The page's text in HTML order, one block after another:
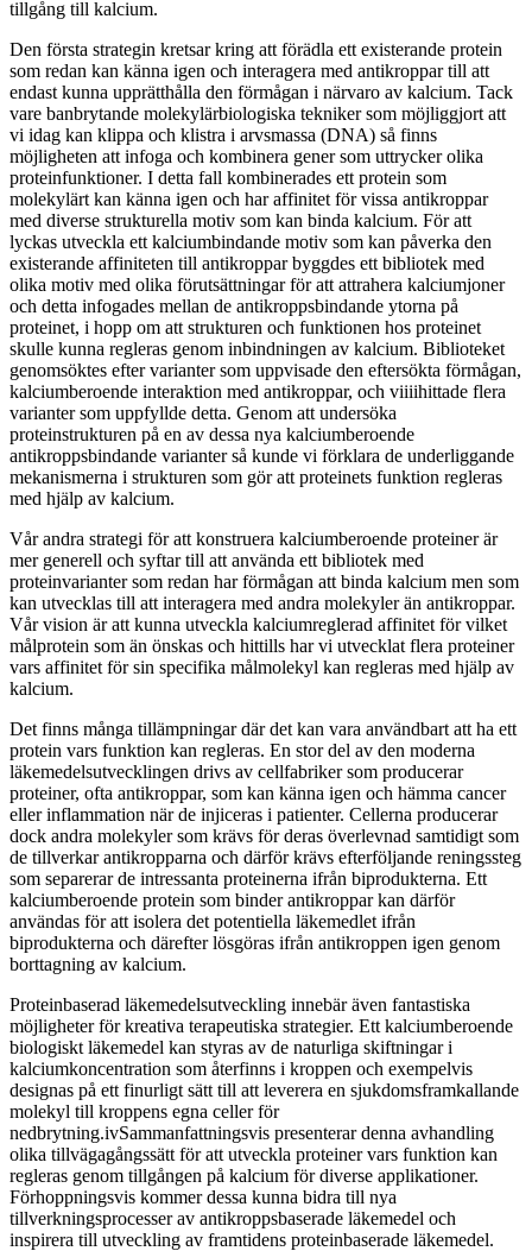
tillgång till kalcium.
Den första strategin kretsar kring att förädla ett existerande protein
som redan kan känna igen och interagera med antikroppar till att
endast kunna upprätthålla den förmågan i närvaro av kalcium. Tack
vare banbrytande molekylärbiologiska tekniker som möjliggjort att
vi idag kan klippa och klistra i arvsmassa (DNA) så finns
möjligheten att infoga och kombinera gener som uttrycker olika
proteinfunktioner. I detta fall kombinerades ett protein som
molekylärt kan känna igen och har affinitet för vissa antikroppar
med diverse strukturella motiv som kan binda kalcium. För att
lyckas utveckla ett kalciumbindande motiv som kan påverka den
existerande affiniteten till antikroppar byggdes ett bibliotek med
olika motiv med olika förutsättningar för att attrahera kalciumjoner
och detta infogades mellan de antikroppsbindande ytorna på
proteinet, i hopp om att strukturen och funktionen hos proteinet
skulle kunna regleras genom inbindningen av kalcium. Biblioteket
genomsöktes efter varianter som uppvisade den eftersökta förmågan,
kalciumberoende interaktion med antikroppar, och viiiihittade flera
varianter som uppfyllde detta. Genom att undersöka
proteinstrukturen på en av dessa nya kalciumberoende
antikroppsbindande varianter så kunde vi förklara de underliggande
mekanismerna i strukturen som gör att proteinets funktion regleras
med hjälp av kalcium.
Vår andra strategi för att konstruera kalciumberoende proteiner är
mer generell och syftar till att använda ett bibliotek med
proteinvarianter som redan har förmågan att binda kalcium men som
kan utvecklas till att interagera med andra molekyler än antikroppar.
Vår vision är att kunna utveckla kalciumreglerad affinitet för vilket
målprotein som än önskas och hittills har vi utvecklat flera proteiner
vars affinitet för sin specifika målmolekyl kan regleras med hjälp av
kalcium.
Det finns många tillämpningar där det kan vara användbart att ha ett
protein vars funktion kan regleras. En stor del av den moderna
läkemedelsutvecklingen drivs av cellfabriker som producerar
proteiner, ofta antikroppar, som kan känna igen och hämma cancer
eller inflammation när de injiceras i patienter. Cellerna producerar
dock andra molekyler som krävs för deras överlevnad samtidigt som
de tillverkar antikropparna och därför krävs efterföljande reningssteg
som separerar de intressanta proteinerna ifrån biprodukterna. Ett
kalciumberoende protein som binder antikroppar kan därför
användas för att isolera det potentiella läkemedlet ifrån
biprodukterna och därefter lösgöras ifrån antikroppen igen genom
borttagning av kalcium.
Proteinbaserad läkemedelsutveckling innebär även fantastiska
möjligheter för kreativa terapeutiska strategier. Ett kalciumberoende
biologiskt läkemedel kan styras av de naturliga skiftningar i
kalciumkoncentration som återfinns i kroppen och exempelvis
designas på ett finurligt sätt till att leverera en sjukdomsframkallande
molekyl till kroppens egna celler för
nedbrytning.ivSammanfattningsvis presenterar denna avhandling
olika tillvägagångssätt för att utveckla proteiner vars funktion kan
regleras genom tillgången på kalcium för diverse applikationer.
Förhoppningsvis kommer dessa kunna bidra till nya
tillverkningsprocesser av antikroppsbaserade läkemedel och
inspirera till utveckling av framtidens proteinbaserade läkemedel.